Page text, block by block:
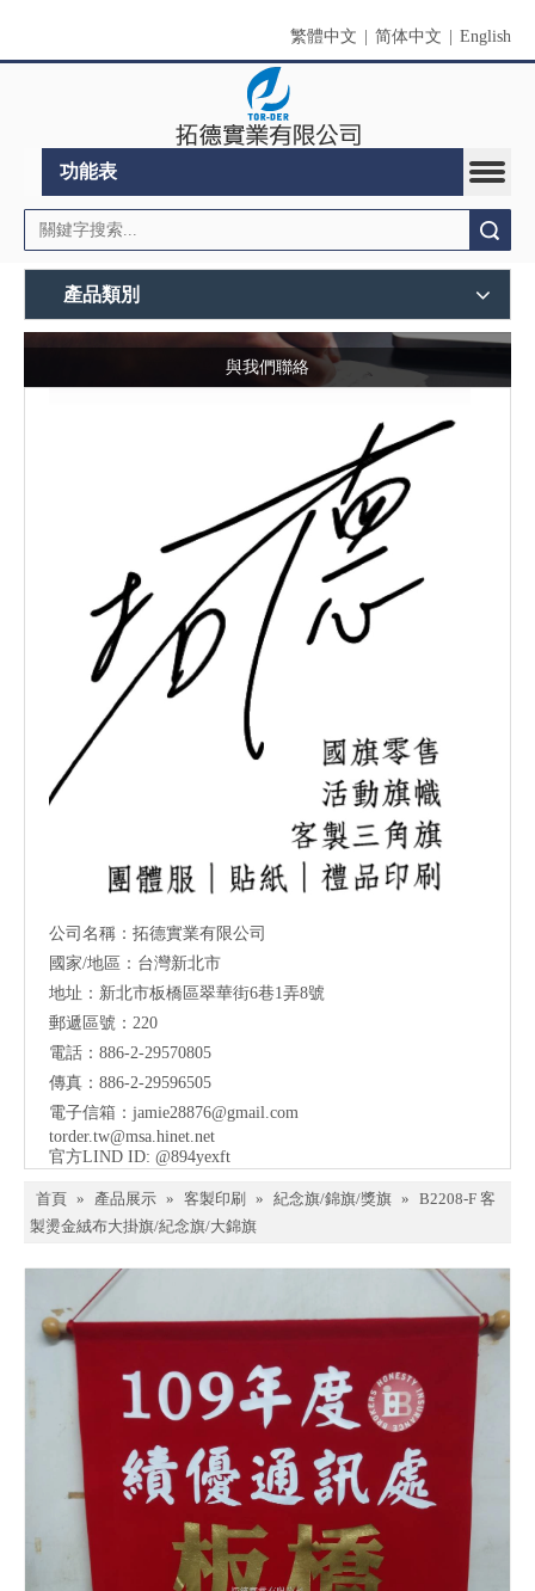
繁體中文 简体中文 English
功能表
產品類別
與我們聯絡
公司名稱：拓德實業有限公司
國家/地區：台灣新北市
地址：新北市板橋區翠華街6巷1弄8號
郵遞區號：220
電話：886-2-29570805
傳真：886-2-29596505
電子信箱： jamie28876@gmail.com
torder.tw@msa.hinet.net
官方LIND ID: @894yexft
首頁 » 產品展示 » 客製印刷 » 紀念旗/錦旗/獎旗 » B2208-F 客
製燙金絨布大掛旗/紀念旗/大錦旗